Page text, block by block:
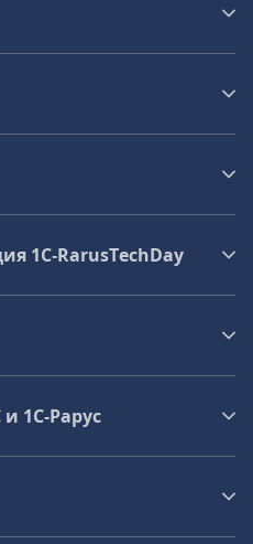
1C‑RarusTechDay
1С‑Рарус